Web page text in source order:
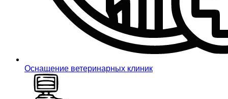
Оснащение ветеринарных клиник